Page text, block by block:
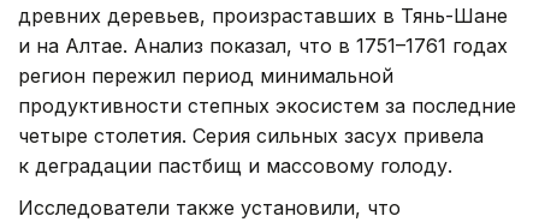
древних деревьев, произраставших в Тянь-Шане
и на Алтае. Анализ показал, что в 1751–1761 годах
регион пережил период минимальной
продуктивности степных экосистем за последние
четыре столетия. Серия сильных засух привела
к деградации пастбищ и массовому голоду.
Исследователи также установили, что